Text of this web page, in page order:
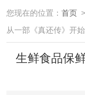
您现在的位置：首页
从一部《真还传》开始
生鲜食品保